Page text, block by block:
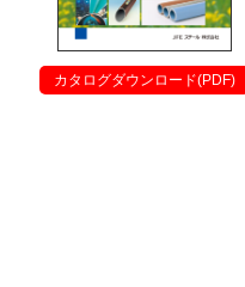
カタログダウンロード(PDF)